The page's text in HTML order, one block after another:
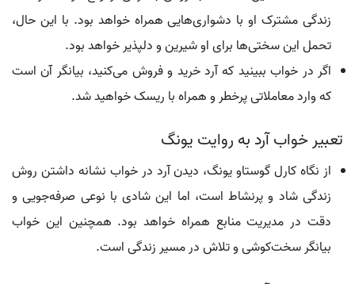
زندگی مشترک او با دشواری‌هایی همراه خواهد بود. با این حال،
تحمل این سختی‌ها برای او شیرین و دلپذیر خواهد بود.
اگر در خواب ببینید که آرد خرید و فروش می‌کنید، بیانگر آن است
که وارد معاملاتی پرخطر و همراه با ریسک خواهید شد.
تعبیر خواب آرد به روایت یونگ
از نگاه کارل گوستاو یونگ، دیدن آرد در خواب نشانه داشتن روش
زندگی شاد و پرنشاط است، اما این شادی با نوعی صرفه‌جویی و
دقت در مدیریت منابع همراه خواهد بود. همچنین این خواب
بیانگر سخت‌کوشی و تلاش در مسیر زندگی است.